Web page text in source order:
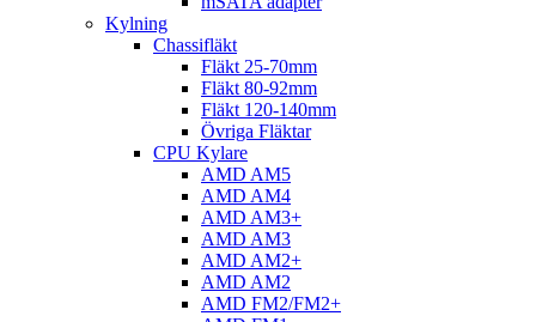
Kylning
Chassifläkt
Fläkt 25-70mm
Fläkt 80-92mm
Fläkt 120-140mm
Övriga Fläktar
CPU Kylare
AMD AM5
AMD AM4
AMD AM3+
AMD AM3
AMD AM2+
AMD AM2
AMD FM2/FM2+